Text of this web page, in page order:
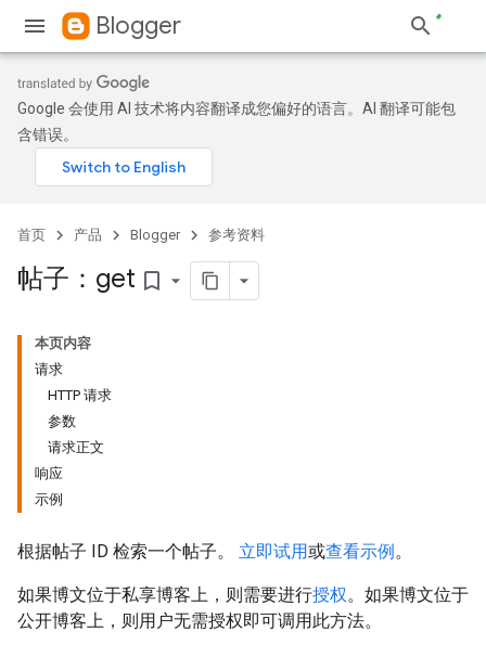
Blogger
Google 会使用 AI 技术将内容翻译成您偏好的语言。AI 翻译可能包
含错误。
首页 产品 Blogger 参考资料
帖子：get bookmark_border
本页内容
请求
HTTP 请求
参数
请求正文
响应
示例
根据帖子 ID 检索一个帖子。 立即试用或查看示例。
如果博文位于私享博客上，则需要进行授权。如果博文位于
公开博客上，则用户无需授权即可调用此方法。